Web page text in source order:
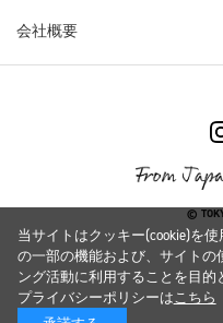
会社概要
©
当サイトはクッキー(cookie)を
の一部の機能および、サイトの
ング活動に利用することを目的
プライバシーポリシーはこちら